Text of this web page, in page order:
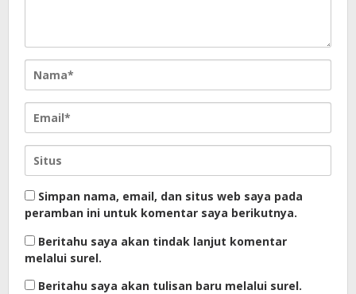
Simpan nama, email, dan situs web saya pada
peramban ini untuk komentar saya berikutnya.
Beritahu saya akan tindak lanjut komentar
melalui surel.
Beritahu saya akan tulisan baru melalui surel.